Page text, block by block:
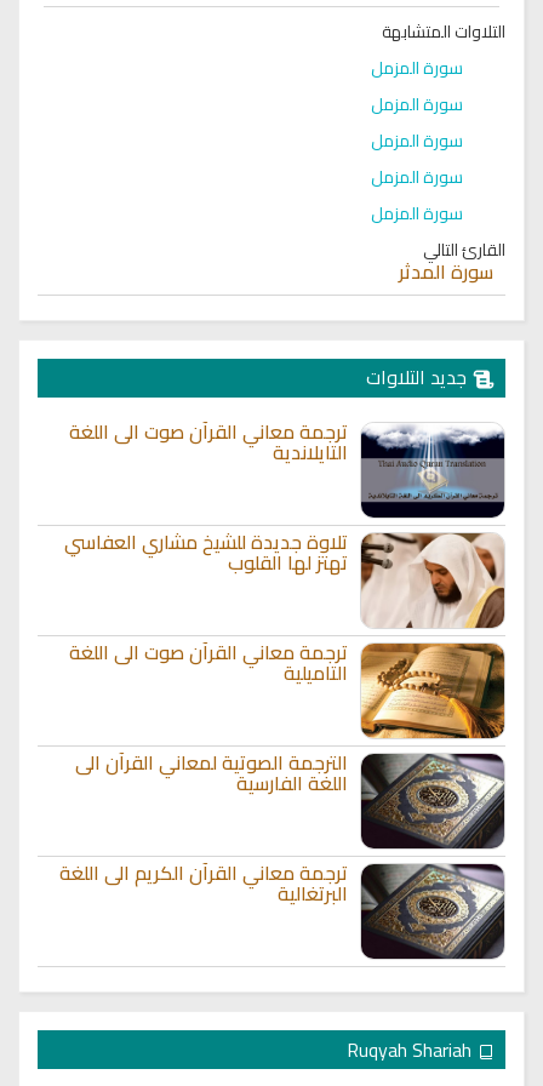
التلاوات المتشابهة
سورة المزمل
سورة المزمل
سورة المزمل
سورة المزمل
سورة المزمل
القارئ التالي
سورة المدثر
جديد التلاوات
ترجمة معاني القرآن صوت الى اللغة
التايلاندية
تلاوة جديدة للشيخ مشاري العفاسي
تهتز لها القلوب
ترجمة معاني القرآن صوت الى اللغة
التاميلية
الترجمة الصوتية لمعاني القرآن الى
اللغة الفارسية
ترجمة معاني القرآن الكريم الى اللغة
البرتغالية